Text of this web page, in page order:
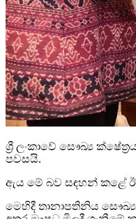
ශ්‍රී ලංකාවේ සෞඛ්‍ය
පවසයි.
ඇය මේ බව සඳහන් කළේ
මෙහිදී තානාපතිනිය